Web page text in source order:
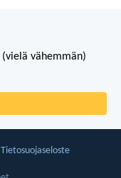
vähemmän)
Tietosuojaseloste